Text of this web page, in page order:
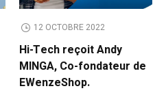
12 OCTOBRE 2022
Hi-Tech reçoit Andy
MINGA, Co-fondateur de
EWenzeShop.